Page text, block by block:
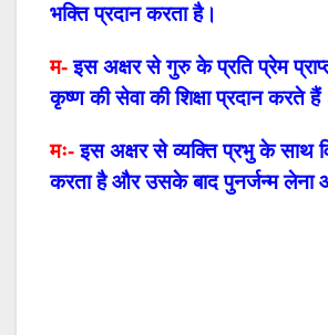
भक्ति प्रदान करता है।
म- इस अक्षर से गुरु के प्रति प्रेम
कृष्ण की सेवा की शिक्षा प्रदान करते
मः- इस अक्षर से व्यक्ति प्रभु के साथ
करता है और उसके बाद पुनर्जन्म लेना